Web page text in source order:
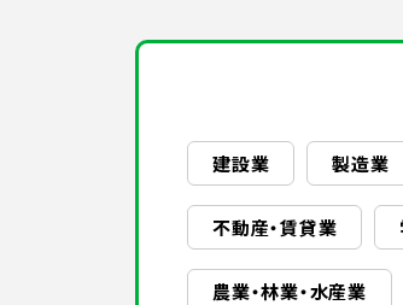
建設業 製造業
不動産・賃貸業
農業・林業・水産業